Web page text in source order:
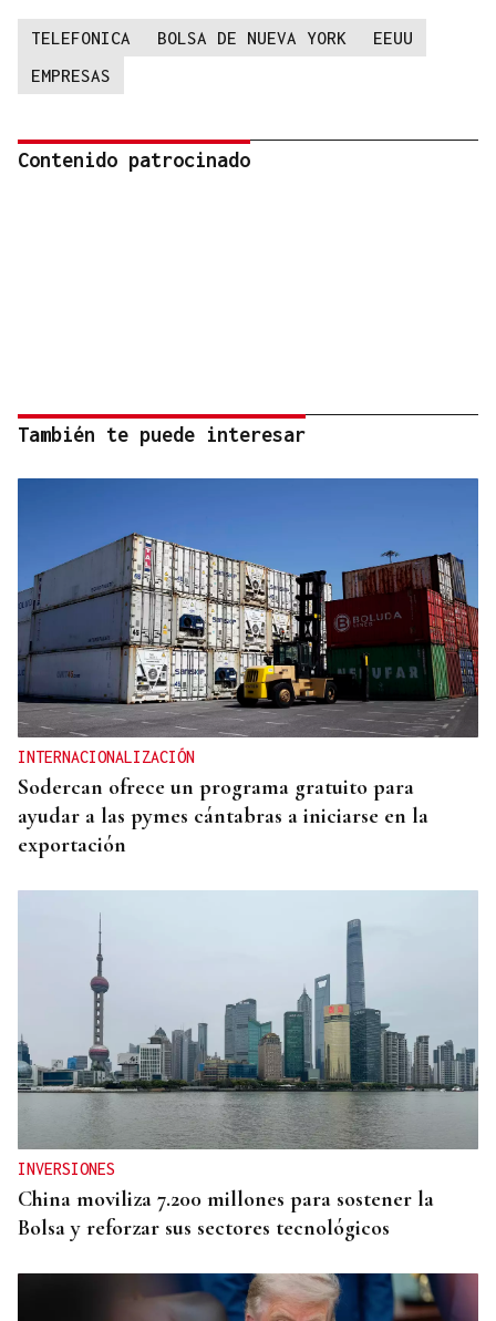
TELEFONICA BOLSA DE NUEVA YORK
EEUU
EMPRESAS
Contenido patrocinado
También te puede interesar
INTERNACIONALIZACIÓN
Sodercan ofrece un programa gratuito para
ayudar a las pymes cántabras a iniciarse en la
exportación
INVERSIONES
China moviliza 7.200 millones para sostener la
Bolsa y reforzar sus sectores tecnológicos